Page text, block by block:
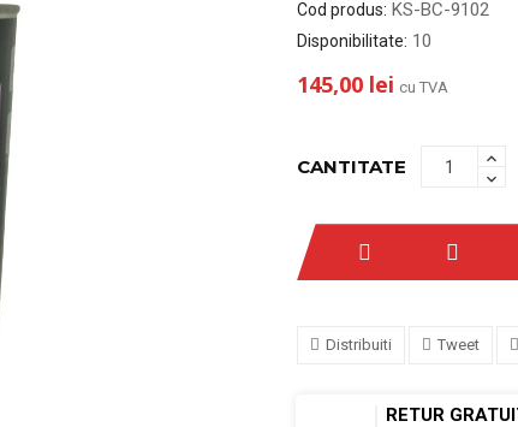
Cod produs: KS-BC-9102
Disponibilitate: 10
145,00 lei cu TVA
CANTITATE
Distribuiti Tweet
RETUR